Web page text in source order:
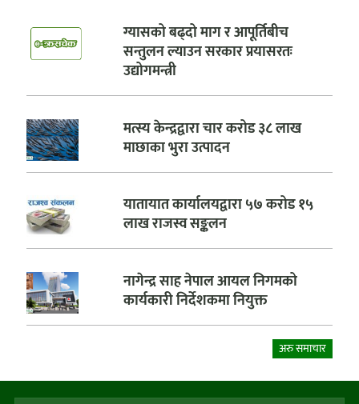
ग्यासको बढ्दो माग र आपूर्तिबीच
सन्तुलन ल्याउन सरकार प्रयासरतः
उद्योगमन्त्री
मत्स्य केन्द्रद्वारा चार करोड ३८ लाख
माछाका भुरा उत्पादन
यातायात कार्यालयद्वारा ५७ करोड १५
लाख राजस्व सङ्कलन
नागेन्द्र साह नेपाल आयल निगमको
कार्यकारी निर्देशकमा नियुक्त
अरु समाचार